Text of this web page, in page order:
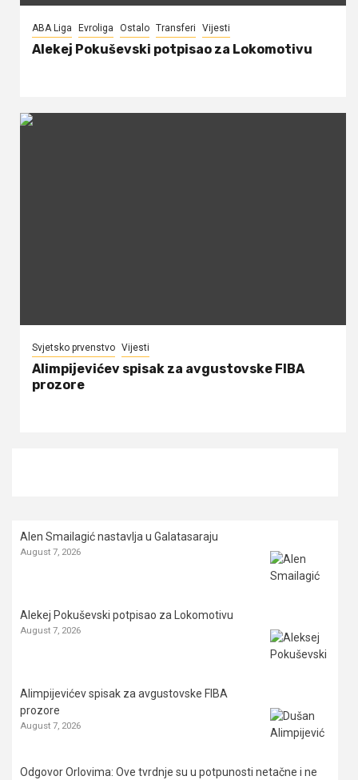
ABA Liga Evroliga Ostalo Transferi Vijesti
Alekej Pokuševski potpisao za Lokomotivu
Svjetsko prvenstvo Vijesti
Alimpijevićev spisak za avgustovske FIBA
prozore
Alen Smailagić nastavlja u Galatasaraju
August 7, 2026
Alekej Pokuševski potpisao za Lokomotivu
August 7, 2026
Alimpijevićev spisak za avgustovske FIBA
prozore
August 7, 2026
Odgovor Orlovima: ​Ove tvrdnje su u potpunosti netačne i ne